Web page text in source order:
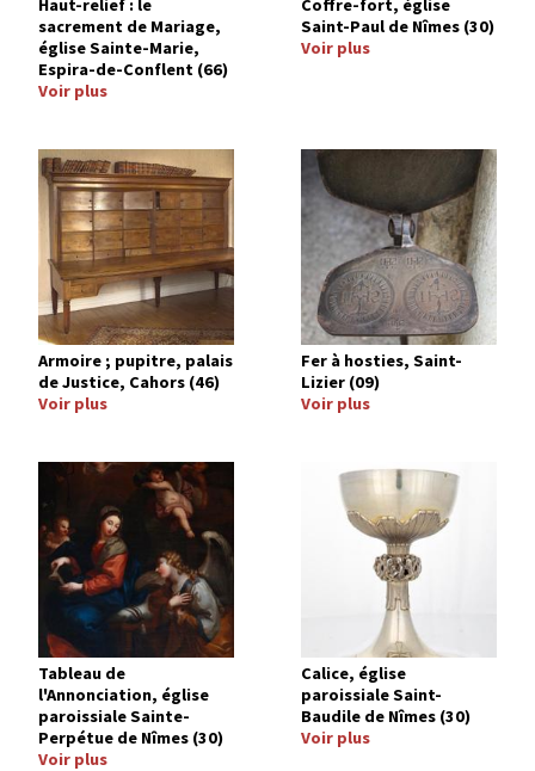
sacrement de Mariage,
église Sainte-Marie,
Espira-de-Conflent (66)
Voir plus
Saint-Paul de Nîmes (30)
Voir plus
Image
Armoire ; pupitre, palais
de Justice, Cahors (46)
Voir plus
Image
Fer à hosties, Saint-
Lizier (09)
Voir plus
Image
Tableau de
l'Annonciation, église
paroissiale Sainte-
Perpétue de Nîmes (30)
Voir plus
Image
Calice, église
paroissiale Saint-
Baudile de Nîmes (30)
Voir plus